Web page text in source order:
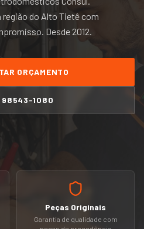
região do Alto Tietêcom
Desde 2012.
ORÇAMENTO
98543-1080
Peças Originais
Garantia de qualidade com